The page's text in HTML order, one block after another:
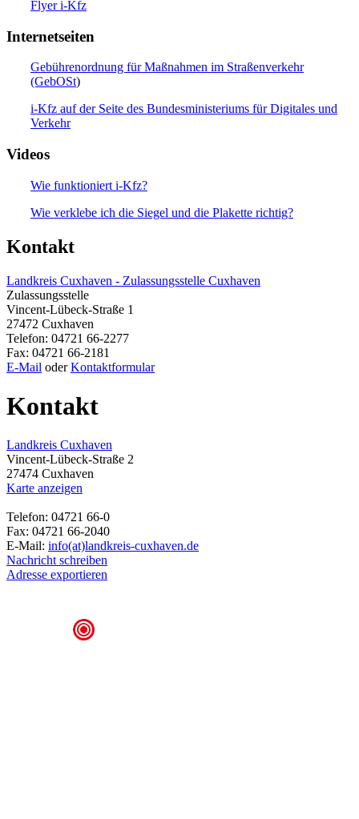
Flyer i-Kfz
Internetseiten
Gebührenordnung für Maßnahmen im Straßenverkehr
(GebOSt)
i-Kfz auf der Seite des Bundesministeriums für Digitales und
Verkehr
Videos
Wie funktioniert i-Kfz?
Wie verklebe ich die Siegel und die Plakette richtig?
Kontakt
Landkreis Cuxhaven - Zulassungsstelle Cuxhaven
Zulassungsstelle
Vincent-Lübeck-Straße 1
27472 Cuxhaven
Telefon: 04721 66-2277
Fax: 04721 66-2181
E-Mail oderKontaktformular
Kontakt
Landkreis Cuxhaven
Vincent-Lübeck-Straße 2
27474 Cuxhaven
Karte anzeigen
Telefon: 04721 66-0
Fax: 04721 66-2040
E-Mail: info(at)landkreis-cuxhaven.de
Nachricht schreiben
Adresse exportieren